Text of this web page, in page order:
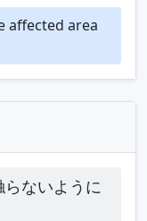
affected area
ないように